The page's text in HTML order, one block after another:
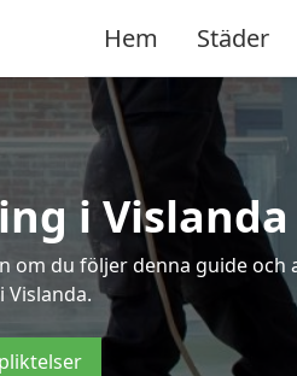
Hem Städer
i Vislanda
om du följer denna guide